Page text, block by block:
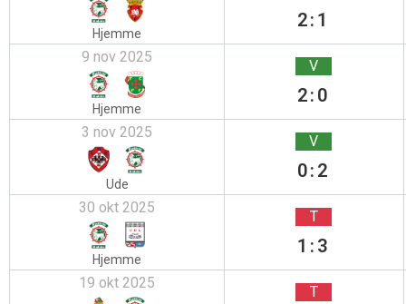
Hjemme
2:1
9 nov 2025
Hjemme
V
2:0
3 nov 2025
Ude
V
0:2
30 okt 2025
Hjemme
T
1:3
19 okt 2025 T